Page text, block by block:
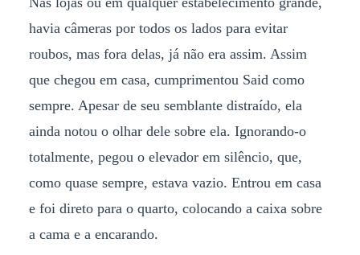
havia câmeras por todos os lados para evitar
roubos, mas fora delas, já não era assim. Assim
que chegou em casa, cumprimentou Said como
sempre. Apesar de seu semblante distraído, ela
ainda notou o olhar dele sobre ela. Ignorando-o
totalmente, pegou o elevador em silêncio, que,
como quase sempre, estava vazio. Entrou em casa
e foi direto para o quarto, colocando a caixa sobre
a cama e a encarando.